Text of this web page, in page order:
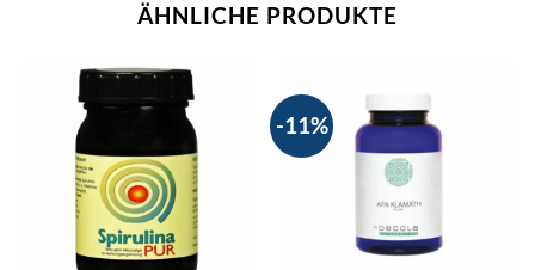
ÄHNLICHE PRODUKTE
-11%